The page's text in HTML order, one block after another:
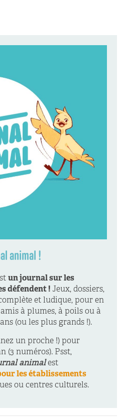
animal !
un journal sur les
défendent ! Jeux, dossiers,
et ludique, pour en
à plumes, à poils ou à
(ou les plus grands !).
un proche !) pour
(3 numéros). Psst,
animalest
les établissements
ou centres culturels.